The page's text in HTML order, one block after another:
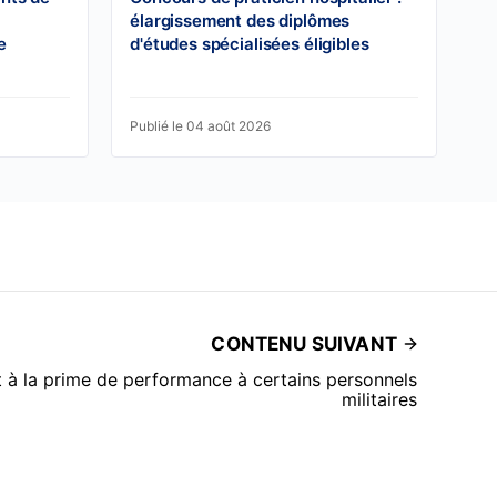
élargissement des diplômes
d'études spécialisées éligibles
Publié le 04 août 2026
CONTENU SUIVANT
à la prime de performance à certains personnels
militaires